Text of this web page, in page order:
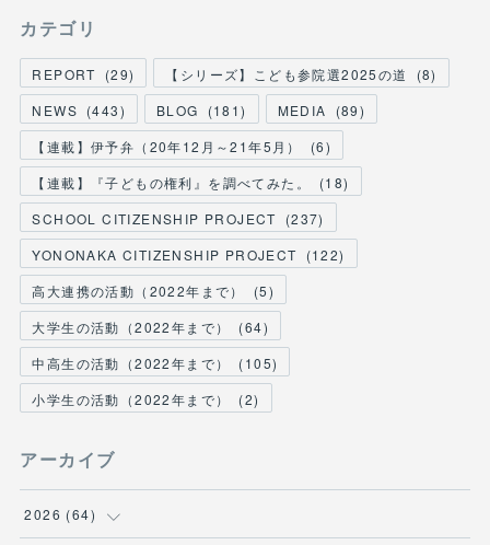
カテゴリ
REPORT (29) 【シリーズ】こども参院選2025の道 (8)
NEWS (443) BLOG (181) MEDIA (89)
【連載】伊予弁（20年12月～21年5月）
(6)
【連載】『子どもの権利』を調べてみた。
(18)
SCHOOL CITIZENSHIP PROJECT
(237)
YONONAKA CITIZENSHIP PROJECT
(122)
高大連携の活動（2022年まで）
(5)
大学生の活動（2022年まで）
(64)
中高生の活動（2022年まで）
(105)
小学生の活動（2022年まで）
(2)
アーカイブ
2026 (64)